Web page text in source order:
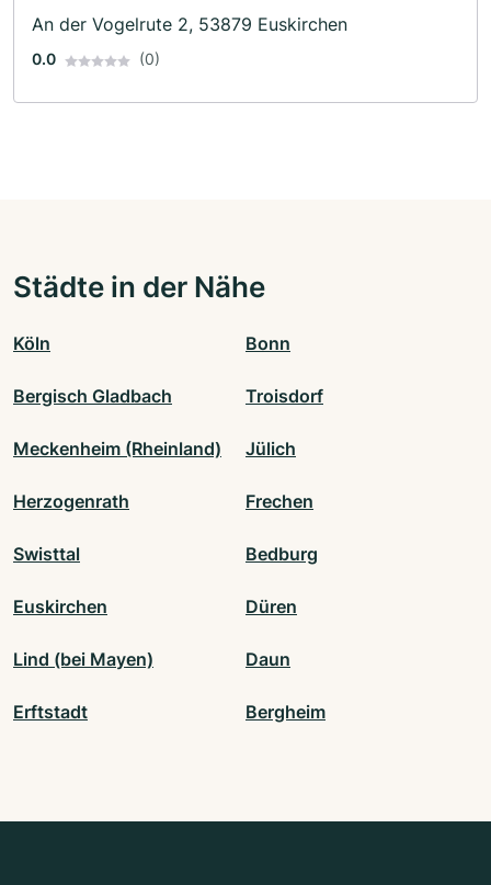
An der Vogelrute 2, 53879 Euskirchen
0.0 (0)
Städte in der Nähe
Köln Bonn
Bergisch Gladbach Troisdorf
Meckenheim (Rheinland) Jülich
Herzogenrath Frechen
Swisttal Bedburg
Euskirchen Düren
Lind (bei Mayen) Daun
Erftstadt Bergheim